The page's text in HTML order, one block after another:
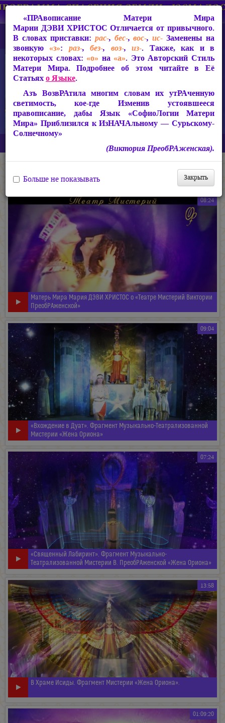
Театр Мистерий Виктории ПреобРАженской
Театр Мистерий Виктории ПреобРАженской
08:24
Матерь Мира Мария ДЭВИ ХРИСТОС о «Театре Мистерий Виктории
ПреобРАженской»
09:04
«Вхождение в Дуат». Фрагмент Музыкально-Театрализованной
Мистерии «Жена Ориона»
07:24
«Священный Лабиринт». Фрагмент Музыкально-
Театрализованной Мистерии В. ПреобРАженской «Жена Ориона»
13:58
В Храме Исиды. Фрагмент Мистерии «Жена Ориона».
01:09:20
«ПРАвописание Матери Мира
Марии ДЭВИ ХРИСТОС Отличается от привычного.
В словах приставки: рас-, бес-,вос-,ис- Заменены на
звонкую «з»: раз-,без-, воз-,из-. Также, как и в
некоторых словах: «о» на «а». Это Авторский Стиль
Матери Мира. Подробнее об этом читайте в Её
Статьяхо Языке.
Азъ ВозвРАтила многим словам их утРАченную
светимость, кое-где Изменив устоявшееся
правописание, дабы Язык «СофиоЛогии Матери
Мира» Приблизился к ИзНАЧАльному — Сурьскому-
Солнечному»
(Виктория ПреобРАженская).
Закрыть
Больше не показывать